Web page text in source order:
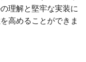
理解と堅牢な実装に
高めることができま